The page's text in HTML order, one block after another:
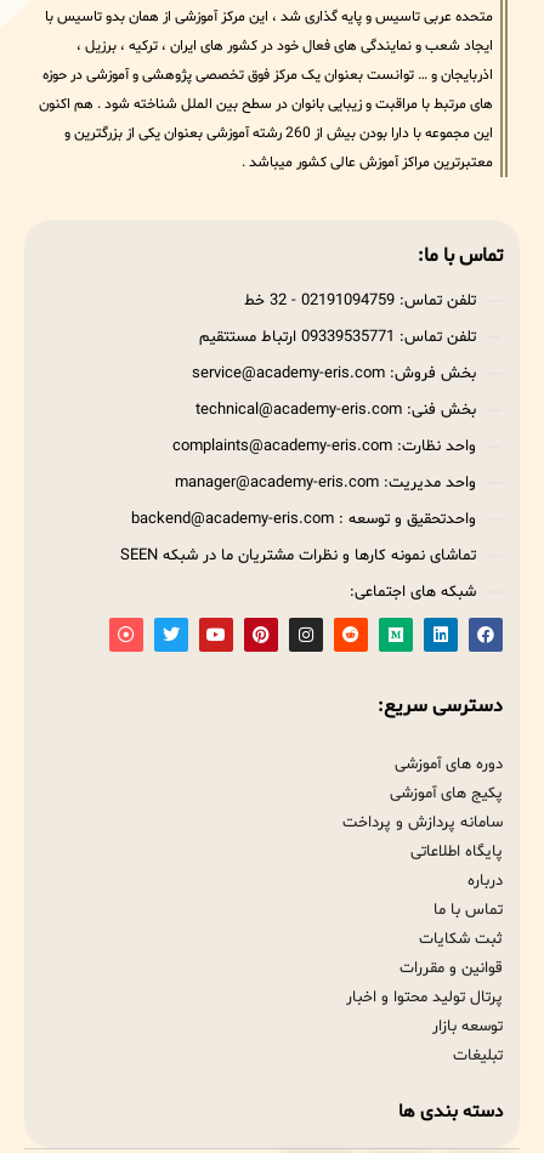
متحده عربی تاسیس و پایه گذاری شد ، این مرکز آموزشی از همان بدو تاسیس با
ایجاد شعب و نمایندگی های فعال خود در کشور های ایران ، ترکیه ، برزیل ،
اذربایجان و … توانست بعنوان یک مرکز فوق تخصصی پژوهشی و آموزشی در حوزه
های مرتبط با مراقبت و زیبایی بانوان در سطح بین الملل شناخته شود . هم اکنون
این مجموعه با دارا بودن بیش از 260 رشته آموزشی بعنوان یکی از بزرگترین و
معتبرترین مراکز آموزش عالی کشور میباشد .
تماس با ما:
تلفن تماس: 02191094759 - 32 خط
تلفن تماس: 09339535771 ارتباط مستتقیم
بخش فروش: service@academy-eris.com
بخش فنی: technical@academy-eris.com
واحد نظارت: complaints@academy-eris.com
واحد مدیریت: manager@academy-eris.com
واحدتحقیق و توسعه : backend@academy-eris.com
تماشای نمونه کارها و نظرات مشتریان ما در شبکه SEEN
شبکه های اجتماعی:
دسترسی سریع:
دوره های آموزشی
پکیج های آموزشی
سامانه پردازش و پرداخت
پایگاه اطلاعاتی
درباره
تماس با ما
ثبت شکایات
قوانین و مقررات
پرتال تولید محتوا و اخبار
توسعه بازار
تبلیغات
دسته بندی ها